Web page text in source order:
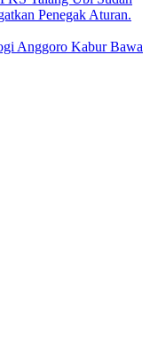
Penegak Aturan.
Anggoro Kabur Bawa